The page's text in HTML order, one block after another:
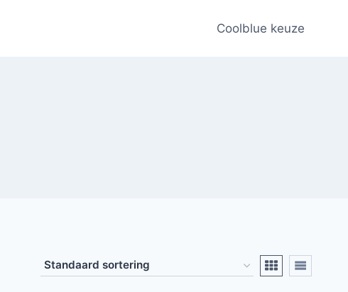
Coolblue keuze